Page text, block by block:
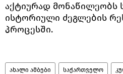
აქტიურად მონაწილეობს
ისტორიული ძეგლების
პროცესში.
ახალი ამბები საქართველო